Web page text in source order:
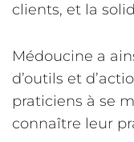
clients, et la
Médoucine a
d’outils et
praticiens à se
connaître leur